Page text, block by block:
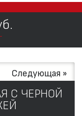
Следующая »
С ЧЕРНОЙ